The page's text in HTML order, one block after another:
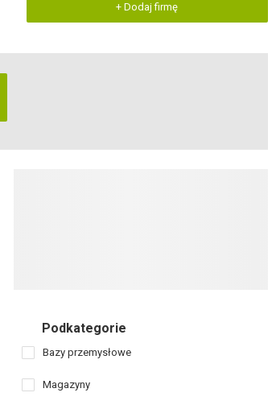
+ Dodaj firmę
Podkategorie
Bazy przemysłowe
Magazyny